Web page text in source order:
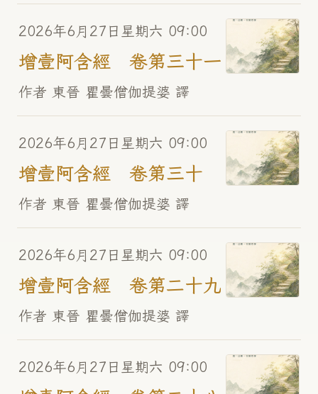
2026年6月27日星期六 09:00
增壹阿含經 卷第三十一
作者 東晉 瞿曇僧伽提婆 譯
2026年6月27日星期六 09:00
增壹阿含經 卷第三十
作者 東晉 瞿曇僧伽提婆 譯
2026年6月27日星期六 09:00
增壹阿含經 卷第二十九
作者 東晉 瞿曇僧伽提婆 譯
2026年6月27日星期六 09:00